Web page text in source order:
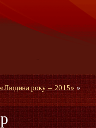
року – 2015» »